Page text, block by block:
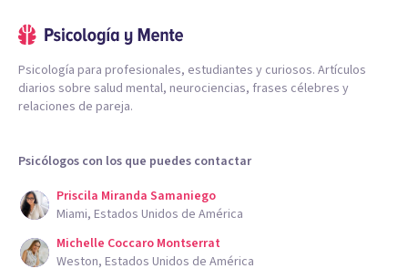
Psicología para profesionales, estudiantes y curiosos. Artículos
diarios sobre salud mental, neurociencias, frases célebres y
relaciones de pareja.
Psicólogos con los que puedes contactar
Priscila Miranda Samaniego
Miami, Estados Unidos de América
Michelle Coccaro Montserrat
Weston, Estados Unidos de América